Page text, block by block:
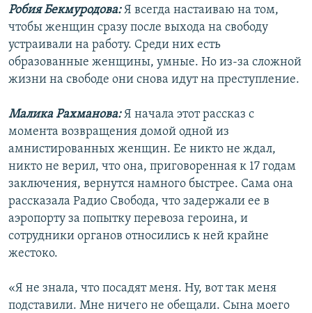
Робия Бекмуродова:Я всегда настаиваю на том,
чтобы женщин сразу после выхода на свободу
устраивали на работу. Среди них есть
образованные женщины, умные. Но из-за сложной
жизни на свободе они снова идут на преступление.
Малика Рахманова:Я начала этот рассказ с
момента возвращения домой одной из
амнистированных женщин. Ее никто не ждал,
никто не верил, что она, приговоренная к 17 годам
заключения, вернутся намного быстрее. Сама она
рассказала Радио Свобода, что задержали ее в
аэропорту за попытку перевоза героина, и
сотрудники органов относились к ней крайне
жестоко.
«Я не знала, что посадят меня. Ну, вот так меня
подставили. Мне ничего не обещали. Сына моего